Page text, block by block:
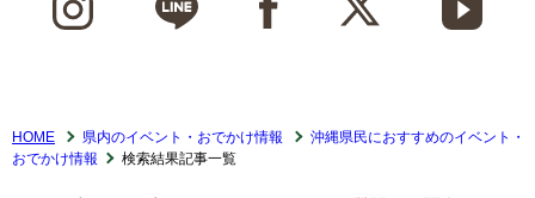
HOME 県内のイベント・おでかけ情報
沖縄県民におすすめのイベント・
おでかけ情報
検索結果記事一覧